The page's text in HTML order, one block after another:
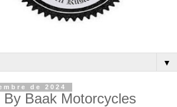
▼
de 2024
By Baak Motorcycles